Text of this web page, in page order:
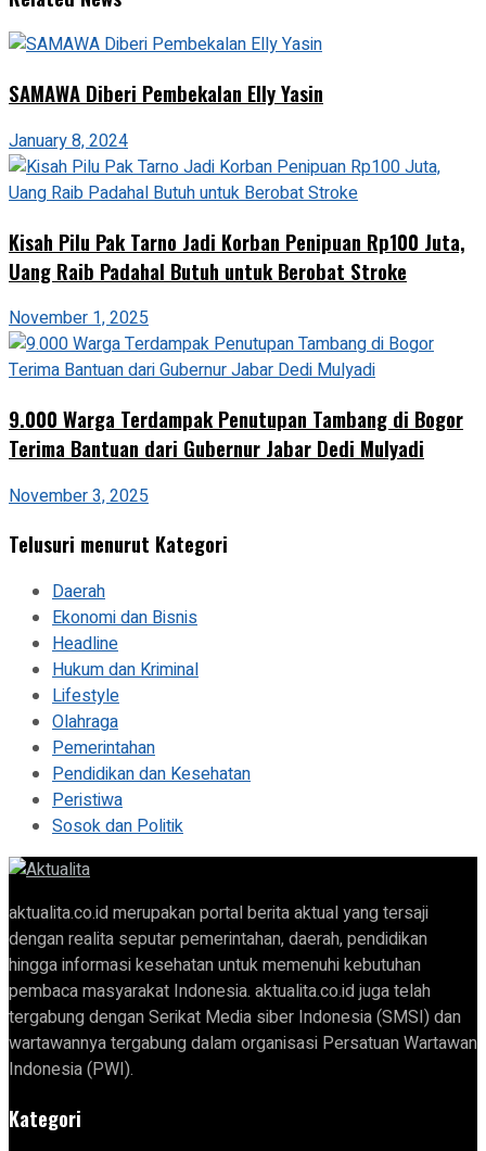
SAMAWA Diberi Pembekalan Elly Yasin
January 8, 2024
Kisah Pilu Pak Tarno Jadi Korban Penipuan Rp100 Juta,
Uang Raib Padahal Butuh untuk Berobat Stroke
November 1, 2025
9.000 Warga Terdampak Penutupan Tambang di Bogor
Terima Bantuan dari Gubernur Jabar Dedi Mulyadi
November 3, 2025
Telusuri menurut Kategori
Daerah
Ekonomi dan Bisnis
Headline
Hukum dan Kriminal
Lifestyle
Olahraga
Pemerintahan
Pendidikan dan Kesehatan
Peristiwa
Sosok dan Politik
aktualita.co.id merupakan portal berita aktual yang tersaji
dengan realita seputar pemerintahan, daerah, pendidikan
hingga informasi kesehatan untuk memenuhi kebutuhan
pembaca masyarakat Indonesia. aktualita.co.id juga telah
tergabung dengan Serikat Media siber Indonesia (SMSI) dan
wartawannya tergabung dalam organisasi Persatuan Wartawan
Indonesia (PWI).
Kategori